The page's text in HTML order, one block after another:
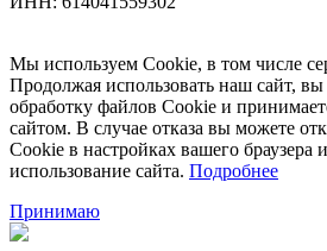
Мы используем Cookie, в том числе
Продолжая использовать наш сайт, вы
обработку файлов Cookie и
сайтом. В случае отказа вы можете
Cookie в настройках вашего браузера
использование сайта. Подробнее
Принимаю